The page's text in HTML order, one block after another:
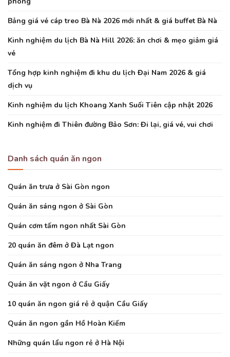
Bảng giá vé cáp treo Bà Nà 2026 mới nhất & giá buffet Bà Nà
Kinh nghiệm du lịch Bà Nà Hill 2026: ăn chơi & mẹo giảm giá
vé
Tổng hợp kinh nghiệm đi khu du lịch Đại Nam 2026 & giá
dịch vụ
Kinh nghiệm du lịch Khoang Xanh Suối Tiên cập nhật 2026
Kinh nghiệm đi Thiên đường Bảo Sơn: Đi lại, giá vé, vui chơi
Danh sách quán ăn ngon
Quán ăn trưa ở Sài Gòn ngon
Quán ăn sáng ngon ở Sài Gòn
Quán cơm tấm ngon nhất Sài Gòn
20 quán ăn đêm ở Đà Lạt ngon
Quán ăn sáng ngon ở Nha Trang
Quán ăn vặt ngon ở Cầu Giấy
10 quán ăn ngon giá rẻ ở quận Cầu Giấy
Quán ăn ngon gần Hồ Hoàn Kiếm
Những quán lẩu ngon rẻ ở Hà Nội